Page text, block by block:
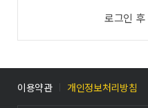
로그인 후
이용약관 개인정보처리방침